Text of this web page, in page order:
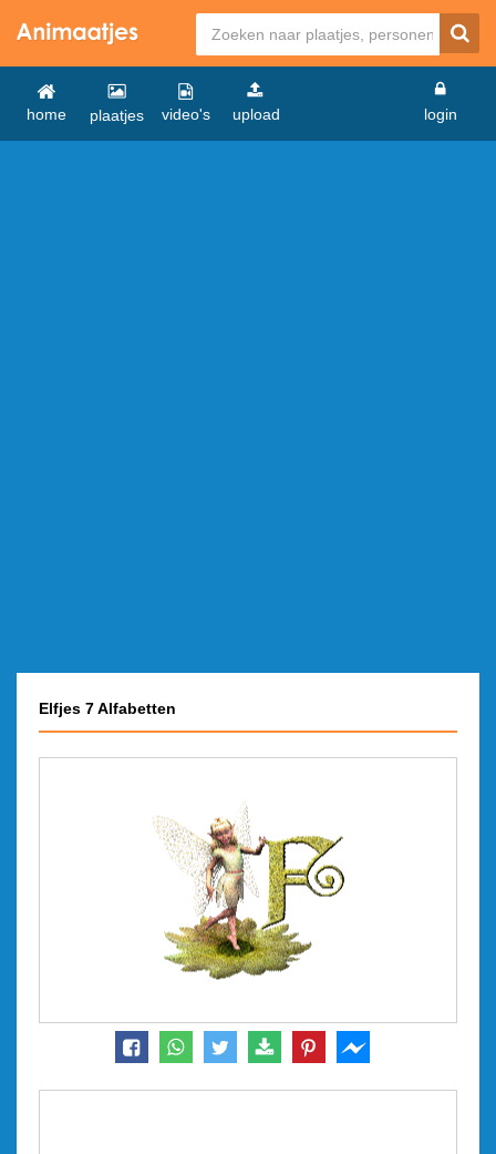
home plaatjes video's upload login
Elfjes 7 Alfabetten